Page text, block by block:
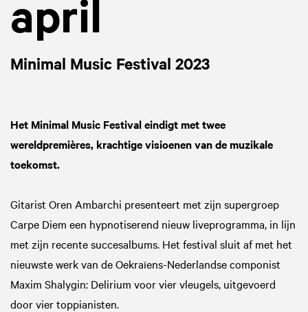
april
Minimal Music Festival 2023
Het Minimal Music Festival eindigt met twee
wereldpremières, krachtige visioenen van de muzikale
toekomst.
Gitarist Oren Ambarchi presenteert met zijn supergroep
Carpe Diem een hypnotiserend nieuw liveprogramma, in lijn
met zijn recente succesalbums. Het festival sluit af met het
nieuwste werk van de Oekraïens-Nederlandse componist
Maxim Shalygin: Delirium voor vier vleugels, uitgevoerd
door vier toppianisten.